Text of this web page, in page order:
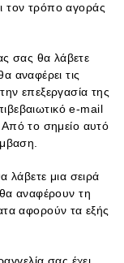
τον τρόπο αγοράς
σας θα λάβετε
αναφέρει τις
επεξεργασία της
e-mail
το σημείο αυτό
λάβετε μια σειρά
αναφέρουν τη
αφορούν τα εξής